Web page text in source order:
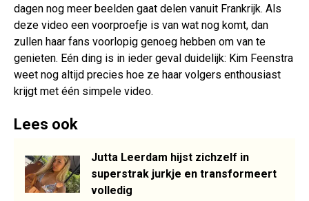
dagen nog meer beelden gaat delen vanuit Frankrijk. Als
deze video een voorproefje is van wat nog komt, dan
zullen haar fans voorlopig genoeg hebben om van te
genieten. Eén ding is in ieder geval duidelijk: Kim Feenstra
weet nog altijd precies hoe ze haar volgers enthousiast
krijgt met één simpele video.
Lees ook
Jutta Leerdam hijst zichzelf in
superstrak jurkje en transformeert
volledig